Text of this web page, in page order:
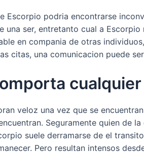
Escorpio podria encontrarse
una ser, entretanto cual a
en compania de otras
citas, una comunicacion puede
veloz una vez que se
Seguramente quien de
suele derramarse de el
Pero resultan intensos